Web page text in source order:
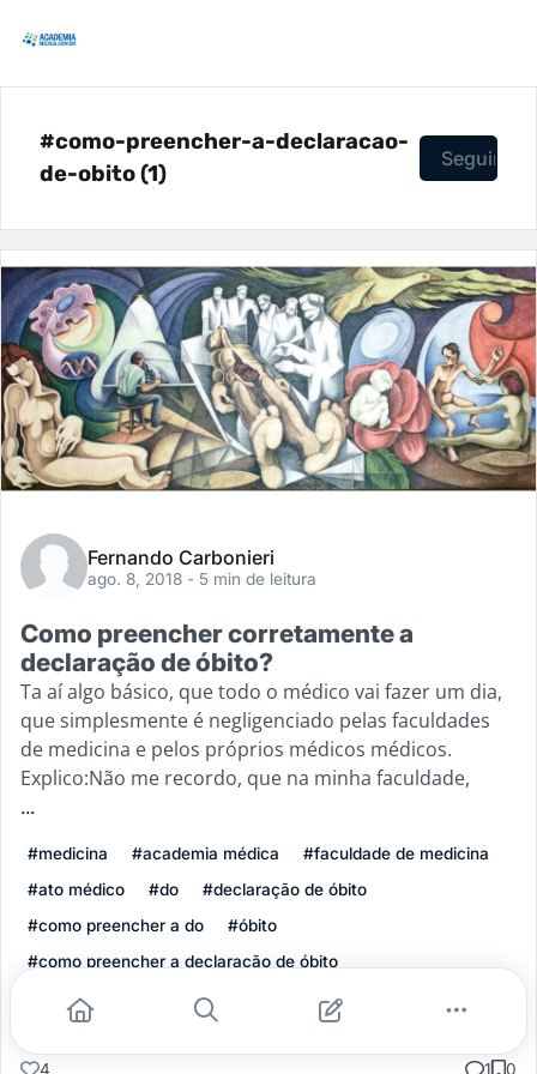
#como-preencher-a-declaracao-
de-obito (1)
Seguir
Fernando Carbonieri
ago. 8, 2018 - 5 min de leitura
Como preencher corretamente a
declaração de óbito?
Ta aí algo básico, que todo o médico vai fazer um dia,
que simplesmente é negligenciado pelas faculdades
de medicina e pelos próprios médicos médicos.
Explico:Não me recordo, que na minha faculdade,
...
#medicina #academia médica
#faculdade de medicina
#ato médico
#do
#declaração de óbito
#como preencher a do
#óbito
#como preencher a declaração de óbito
Leia mais
4 1 0